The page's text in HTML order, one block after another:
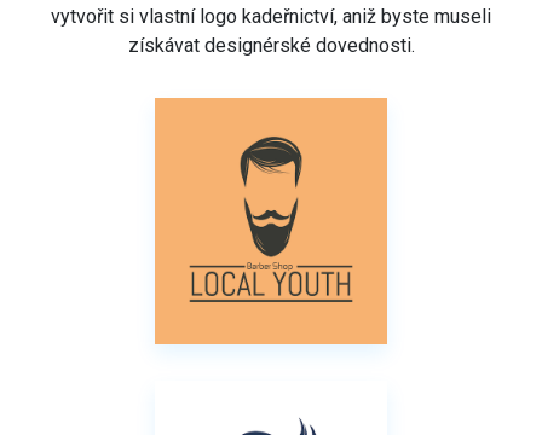
vytvořit si vlastní logo kadeřnictví, aniž byste museli
získávat designérské dovednosti.